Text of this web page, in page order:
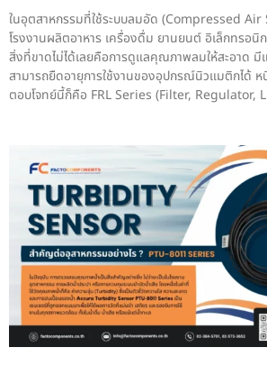
ในอุตสาหกรรมที่ใช้ระบบลมอัด (Compressed Air
โรงงานผลิตอาหาร เครื่องดื่ม ยานยนต์ อิเล็กทรอนิ
สิ่งที่ขาดไม่ได้เลยคือการดูแลคุณภาพลมให้สะอาด มี
สามารถยืดอายุการใช้งานของอุปกรณ์นิวแมติกได้
ตอบโจทย์นี้ก็คือ FRL Series (Filter, Regulator,